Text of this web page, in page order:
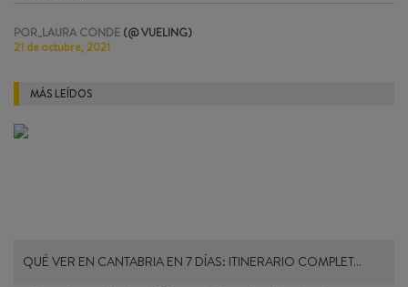
POR_LAURA CONDE (@ VUELING)
21 de octubre, 2021
MÁS LEÍDOS
QUÉ VER EN CANTABRIA EN 7 DÍAS: ITINERARIO COMPLET…